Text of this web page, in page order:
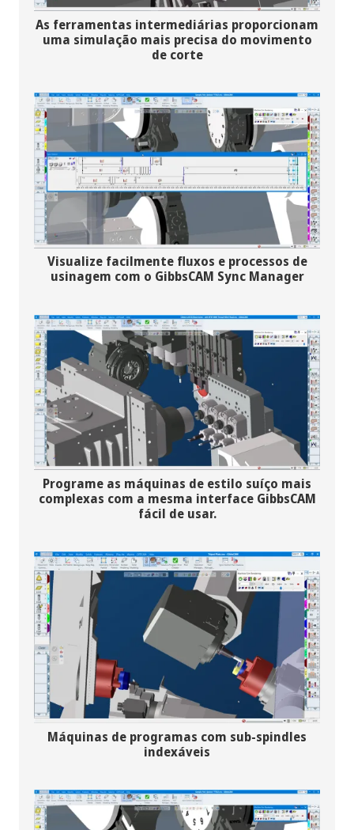
As ferramentas intermediárias proporcionam
uma simulação mais precisa do movimento
de corte
Visualize facilmente fluxos e processos de
usinagem com o GibbsCAM Sync Manager
Programe as máquinas de estilo suíço mais
complexas com a mesma interface GibbsCAM
fácil de usar.
Máquinas de programas com sub-spindles
indexáveis